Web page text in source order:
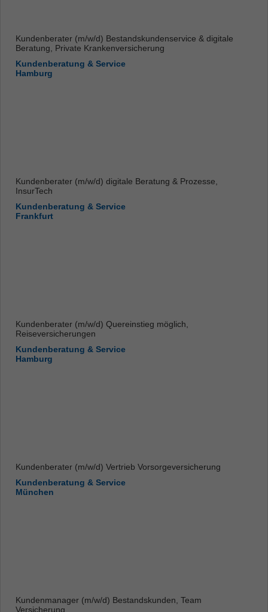
Kundenberater (m/w/d) Bestandskundenservice & digitale
Beratung, Private Krankenversicherung
Kundenberatung & Service
Hamburg
Kundenberater (m/w/d) digitale Beratung & Prozesse,
InsurTech
Kundenberatung & Service
Frankfurt
Kundenberater (m/w/d) Quereinstieg möglich,
Reiseversicherungen
Kundenberatung & Service
Hamburg
Kundenberater (m/w/d) Vertrieb Vorsorgeversicherung
Kundenberatung & Service
München
Kundenmanager (m/w/d) Bestandskunden, Team
Versicherung